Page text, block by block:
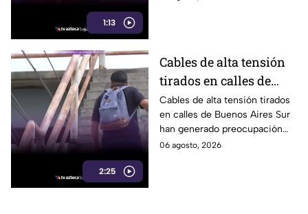
1:13
2:25
Cables de alta tensión
tirados en calles de
Buenos Aires Sur
representan un riesgo
para peatones en
Tijuana
Cables de alta tensión tirados
en calles de Buenos Aires Sur
han generado preocupación
entre vecinos, luego de que un
06 agosto, 2026